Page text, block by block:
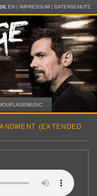
DE EN| IMPRESSUM| DATENSCHUTZ
(EXTENDED